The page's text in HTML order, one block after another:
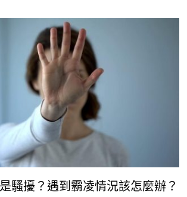
騷擾？遇到霸凌情況該怎麼辦？